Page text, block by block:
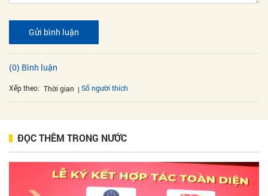
Gửi bình luận
(0) Bình luận
Xếp theo: Thời gian Số người thích
ĐỌC THÊM TRONG NƯỚC